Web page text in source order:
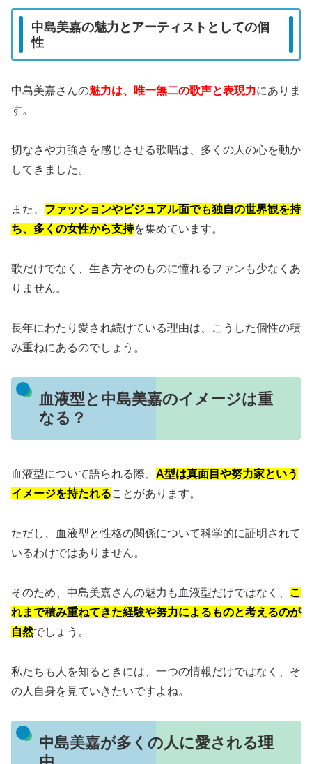
中島美嘉の魅力とアーティストとしての個
性
中島美嘉さんの魅力は、唯一無二の歌声と表現力にありま
す。
切なさや力強さを感じさせる歌唱は、多くの人の心を動か
してきました。
また、 ファッションやビジュアル面でも独自の世界観を持
ち、多くの女性から支持を集めています。
歌だけでなく、生き方そのものに憧れるファンも少なくあ
りません。
長年にわたり愛され続けている理由は、こうした個性の積
み重ねにあるのでしょう。
血液型と中島美嘉のイメージは重
なる？
血液型について語られる際、 A型は真面目や努力家という
イメージを持たれることがあります。
ただし、血液型と性格の関係について科学的に証明されて
いるわけではありません。
そのため、中島美嘉さんの魅力も血液型だけではなく、 こ
れまで積み重ねてきた経験や努力によるものと考えるのが
自然でしょう。
私たちも人を知るときには、一つの情報だけではなく、そ
の人自身を見ていきたいですよね。
中島美嘉が多くの人に愛される理